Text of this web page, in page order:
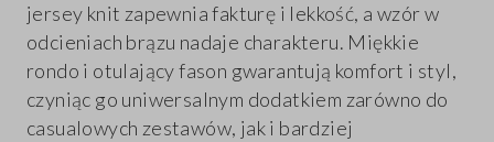
jersey knit zapewnia fakturę i lekkość, a wzór w
odcieniach brązu nadaje charakteru. Miękkie
rondo i otulający fason gwarantują komfort i styl,
czyniąc go uniwersalnym dodatkiem zarówno do
casualowych zestawów, jak i bardziej